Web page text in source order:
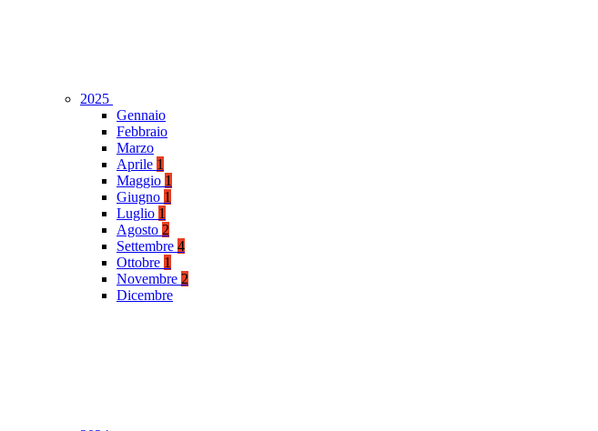
2025
Gennaio
Febbraio
Marzo
Aprile 1
Maggio 1
Giugno 1
Luglio 1
Agosto 2
Settembre 4
Ottobre 1
Novembre 2
Dicembre